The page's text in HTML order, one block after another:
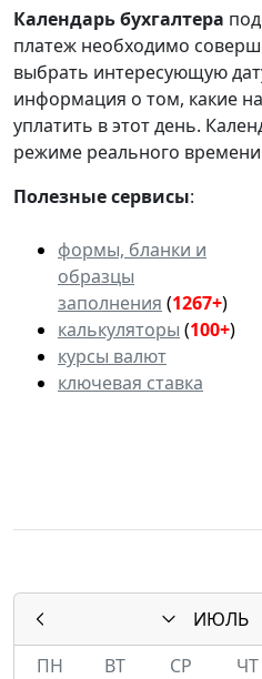
Календарьбухгалтера
платеж необходимо
выбрать интересующую
информация о том, какие
уплатить в этот день.
режиме реального
Полезные сервисы:
формы, бланки и
образцы
заполнения (1267+)
калькуляторы (100+)
курсы валют
ключевая ставка
ИЮЛЬ
ПН
ВТ СР ЧТ